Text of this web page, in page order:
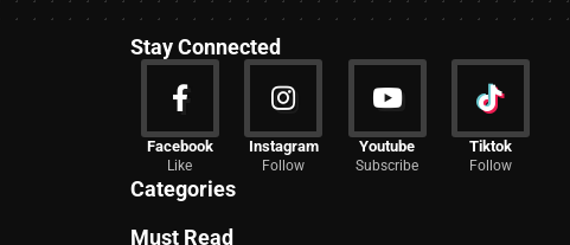
Stay Connected
Facebook
Like
Instagram
Follow
Youtube
Subscribe
Tiktok
Follow
Categories
News
2027 Articles
Must Read